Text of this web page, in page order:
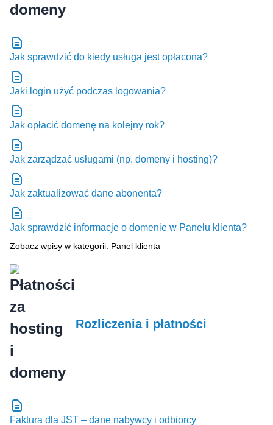
Jak sprawdzić do kiedy usługa jest opłacona?
Jaki login użyć podczas logowania?
Jak opłacić domenę na kolejny rok?
Jak zarządzać usługami (np. domeny i hosting)?
Jak zaktualizować dane abonenta?
Jak sprawdzić informacje o domenie w Panelu klienta?
Zobacz wpisy w kategorii: Panel klienta
Rozliczenia i płatności
Faktura dla JST – dane nabywcy i odbiorcy